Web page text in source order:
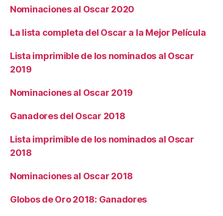
Nominaciones al Oscar 2020
La lista completa del Oscar a la Mejor Película
Lista imprimible de los nominados al Oscar
2019
Nominaciones al Oscar 2019
Ganadores del Oscar 2018
Lista imprimible de los nominados al Oscar
2018
Nominaciones al Oscar 2018
Globos de Oro 2018: Ganadores